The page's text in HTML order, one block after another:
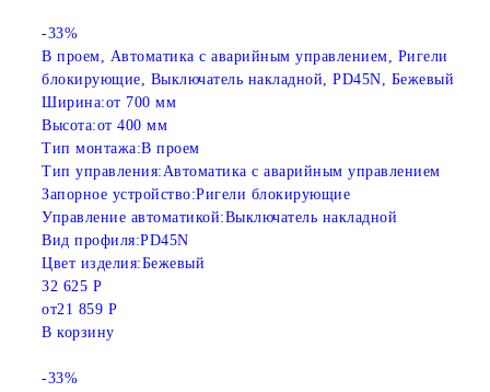
-33%
В проем, Автоматика с аварийным управлением, Ригели
блокирующие, Выключатель накладной, PD45N, Бежевый
Ширина:от 700 мм
Высота:от 400 мм
Тип монтажа:В проем
Тип управления:Автоматика с аварийным управлением
Запорное устройство:Ригели блокирующие
Управление автоматикой:Выключатель накладной
Вид профиля:PD45N
Цвет изделия:Бежевый
32 625 Р
от21 859 Р
В корзину
-33%